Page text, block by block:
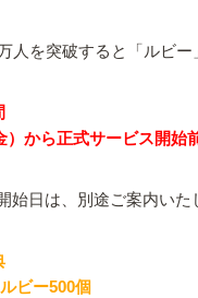
人を突破すると「ルビー
）から正式サービス開始
日は、別途ご案内いた
ビー500個